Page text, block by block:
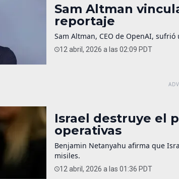
Sam Altman
reportaje
Sam Altman, CEO de OpenAI,
12 abril, 2026 a las 02:09 PDT
Israel destruye el
operativas
Benjamin Netanyahu afirma que
misiles.
12 abril, 2026 a las 01:36 PDT